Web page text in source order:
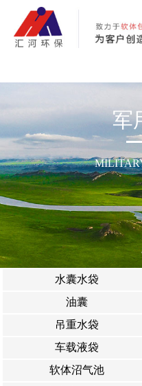
军
水囊水袋
油囊
吊重水袋
车载液袋
软体沼气池